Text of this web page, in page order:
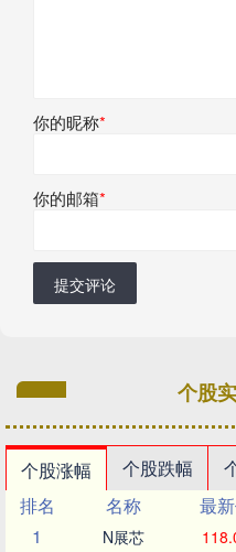
你的昵称*
你的邮箱*
提交评论
个股
个股涨幅 个股跌幅
排名
名称 最
1
N展芯